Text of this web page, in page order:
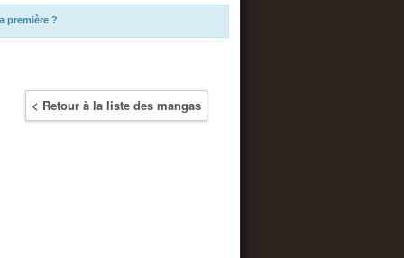
première ?
< Retour à la liste des mangas